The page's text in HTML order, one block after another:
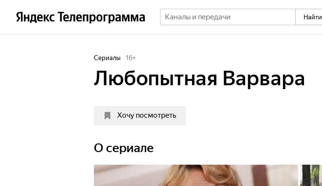
Найти
Сериалы 16+
Любопытная Варвара
Хочу посмотреть
O сериале